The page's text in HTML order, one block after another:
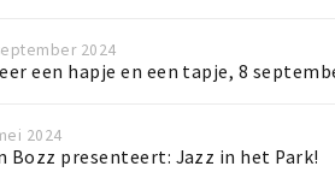
2024
een hapje en een tapje, 8
2024
Bozz presenteert: Jazz in het Park!